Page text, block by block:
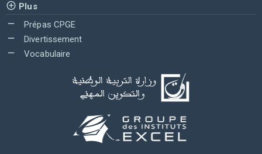
Plus
Prépas CPGE
Divertissement
Vocabulaire